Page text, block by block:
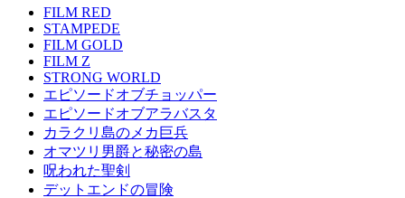
FILM RED
STAMPEDE
FILM GOLD
FILM Z
STRONG WORLD
エピソードオブチョッパー
エピソードオブアラバスタ
カラクリ島のメカ巨兵
オマツリ男爵と秘密の島
呪われた聖剣
デットエンドの冒険